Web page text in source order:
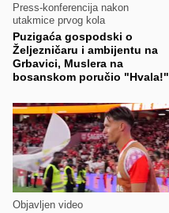
Press-konferencija nakon
utakmice prvog kola
Puzigaća gospodski o
Željezničaru i ambijentu na
Grbavici, Muslera na
bosanskom poručio "Hvala!"
Objavljen video